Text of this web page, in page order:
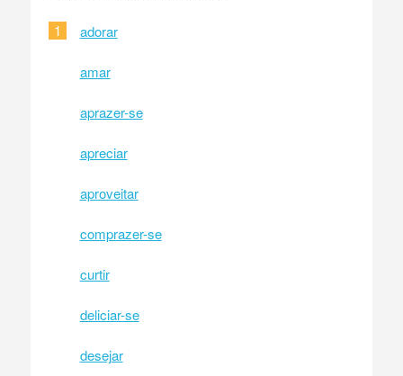
1 adorar
amar
aprazer-se
apreciar
aproveitar
comprazer-se
curtir
deliciar-se
desejar